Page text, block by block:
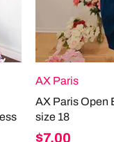
AX Paris
AX Paris Open
size 18
Price
$7.00